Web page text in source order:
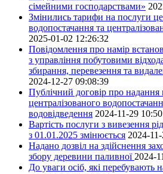
сімейними господарствами»
Змінились тарифи на послуги
водопостачання та
2025-01-02 12:26:32
Повідомлення про намір
з управління побутовими
збирання, перевезення та
2024-12-27 09:08:39
Публічний договір про надання
централізованого
водовідведення 2024-11-29
Вартість послуги з вивезення
з 01.01.2025 змінюється 2024-
Надано дозвіл на здійснення
збору деревини паливної 2024-
До уваги осіб, які перебувають